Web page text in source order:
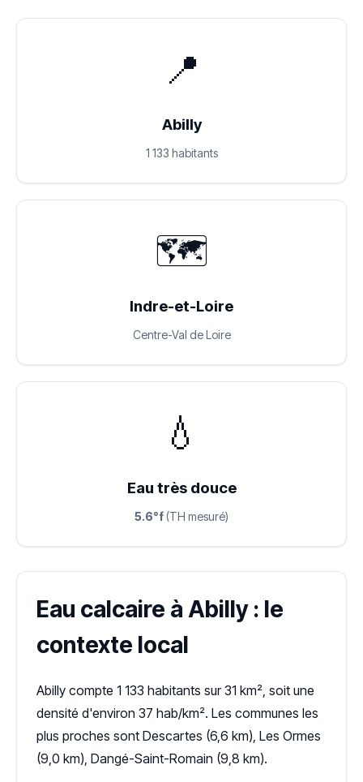
📍
Abilly
1 133 habitants
🗺️
Indre-et-Loire
Centre-Val de Loire
💧
Eau très douce
5.6°f (TH mesuré)
Eau calcaire à Abilly : le
contexte local
Abilly compte 1 133 habitants sur 31 km², soit une
densité d'environ 37 hab/km². Les communes les
plus proches sont Descartes (6,6 km), Les Ormes
(9,0 km), Dangé-Saint-Romain (9,8 km).